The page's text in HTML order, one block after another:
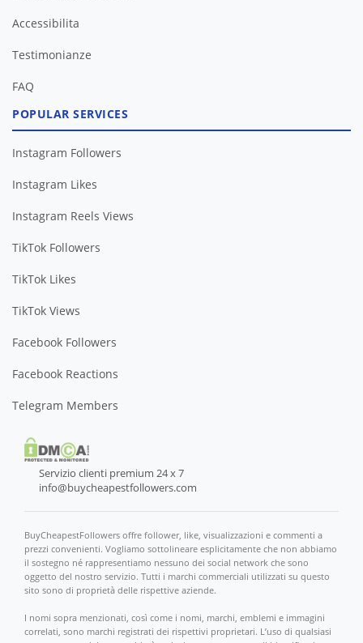
Accessibilita
Testimonianze
FAQ
POPULAR SERVICES
Instagram Followers
Instagram Likes
Instagram Reels Views
TikTok Followers
TikTok Likes
TikTok Views
Facebook Followers
Facebook Reactions
Telegram Members
Servizio clienti premium 24 x 7
info@buycheapestfollowers.com
BuyCheapestFollowers offre follower, like, visualizzazioni e commenti a
prezzi convenienti. Vogliamo sottolineare esplicitamente che non abbiamo
il sostegno né rappresentiamo nessuno dei social network che sono
oggetto del nostro servizio. Tutti i marchi commerciali utilizzati su questo
sito sono di proprietà delle rispettive aziende.
I nomi sopra menzionati, così come i nomi, marchi, emblemi e immagini
correlati, sono marchi registrati dei rispettivi proprietari. L’uso di qualsiasi